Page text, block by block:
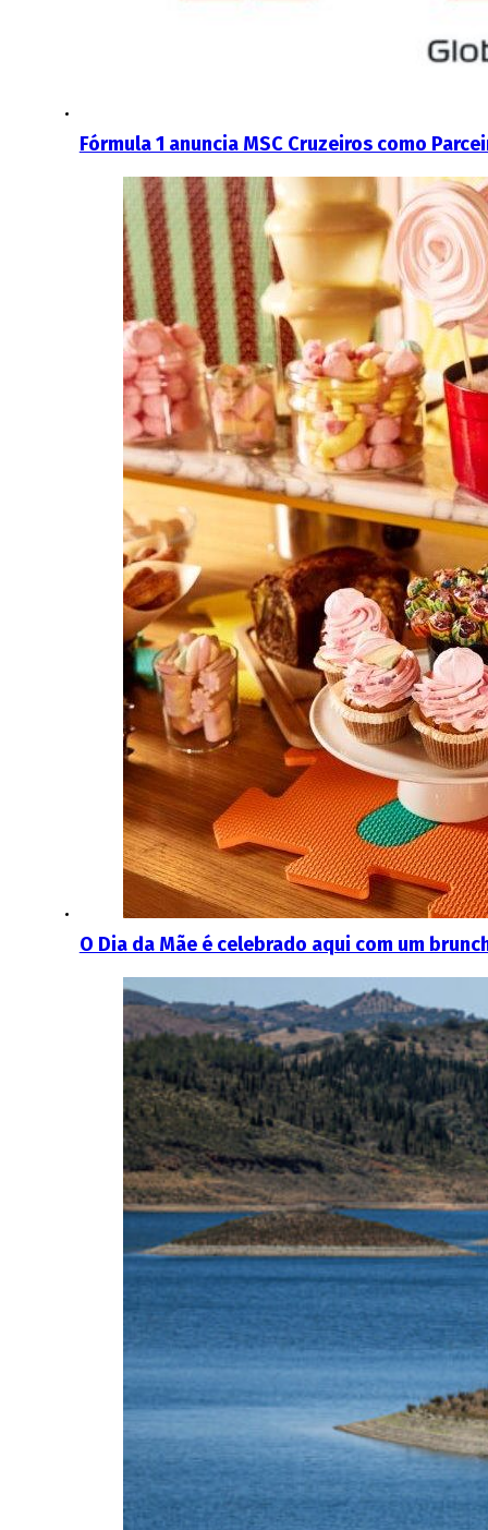
Fórmula 1 anuncia MSC Cruzeiros como
O Dia da Mãe é celebrado aqui com um